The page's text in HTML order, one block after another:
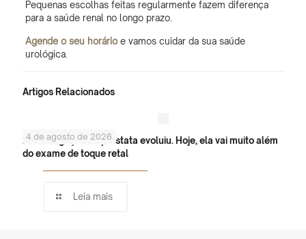
Pequenas escolhas feitas regularmente fazem diferença
para a saúde renal no longo prazo.
Agende o seu horárioe vamos cuidar da sua saúde
urológica.
Artigos Relacionados
4 de agosto de 2026
A investigação da próstata evoluiu. Hoje, ela vai muito além
do exame de toque retal
Leia mais